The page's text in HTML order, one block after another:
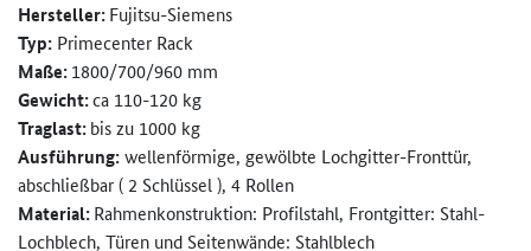
Hersteller:Fujitsu-Siemens
Typ: Primecenter Rack
Maße:1800/700/960 mm
Gewicht:ca 110-120 kg
Traglast:bis zu 1000 kg
Ausführung:wellenförmige, gewölbte Lochgitter-Fronttür,
abschließbar ( 2 Schlüssel ), 4 Rollen
Material:Rahmenkonstruktion: Profilstahl, Frontgitter: Stahl-
Lochblech, Türen und Seitenwände: Stahlblech